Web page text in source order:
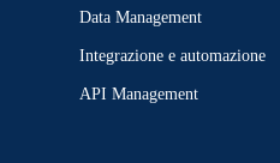
Data Management
Integrazione e automazione
API Management